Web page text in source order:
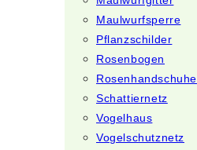
Maulwurfsperre
Pflanzschilder
Rosenbogen
Rosenhandschuhe
Schattiernetz
Vogelhaus
Vogelschutznetz